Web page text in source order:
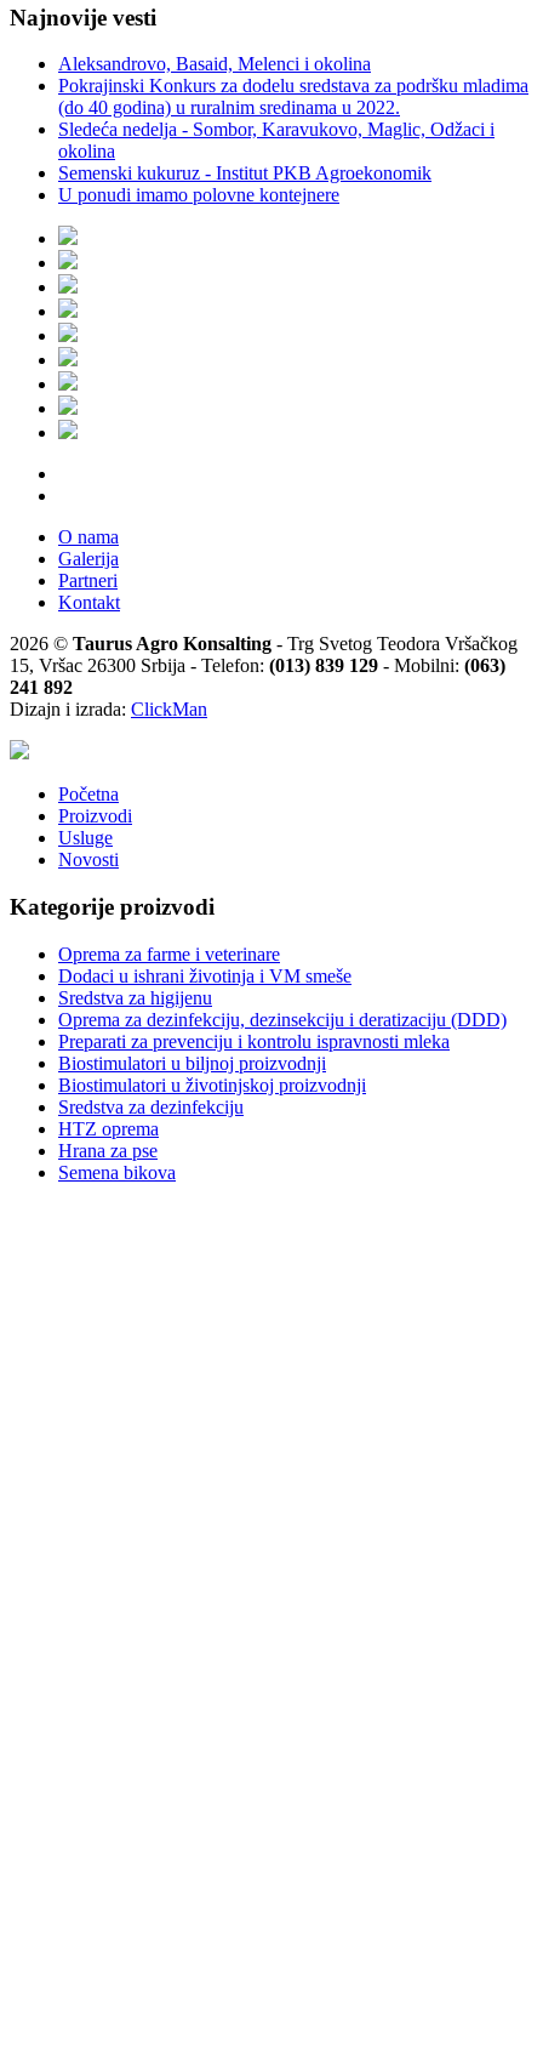
Najnovije vesti
Aleksandrovo, Basaid, Melenci i okolina
Pokrajinski Konkurs za dodelu sredstava za podršku mladima
(do 40 godina) u ruralnim sredinama u 2022.
Sledeća nedelja - Sombor, Karavukovo, Maglic, Odžaci i
okolina
Semenski kukuruz - Institut PKB Agroekonomik
U ponudi imamo polovne kontejnere
O nama
Galerija
Partneri
Kontakt
2026 © Taurus Agro Konsalting - Trg Svetog Teodora Vršačkog
15, Vršac 26300 Srbija - Telefon: (013) 839 129 - Mobilni: (063)
241 892
Dizajn i izrada: ClickMan
Početna
Proizvodi
Usluge
Novosti
Kategorije proizvodi
Oprema za farme i veterinare
Dodaci u ishrani životinja i VM smeše
Sredstva za higijenu
Oprema za dezinfekciju, dezinsekciju i deratizaciju (DDD)
Preparati za prevenciju i kontrolu ispravnosti mleka
Biostimulatori u biljnoj proizvodnji
Biostimulatori u životinjskoj proizvodnji
Sredstva za dezinfekciju
HTZ oprema
Hrana za pse
Semena bikova